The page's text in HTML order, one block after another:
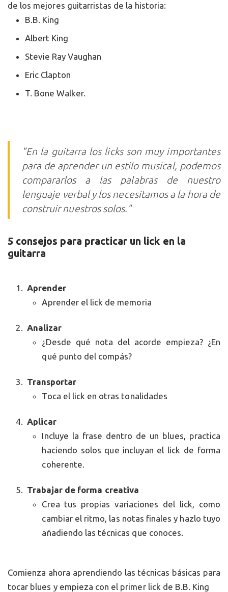
de los mejores guitarristas de la historia:
B.B. King
Albert King
Stevie Ray Vaughan
Eric Clapton
T. Bone Walker.
"En la guitarra los licks son muy importantes
para de aprender un estilo musical, podemos
compararlos a las palabras de nuestro
lenguaje verbal y los necesitamos a la hora de
construir nuestros solos."
5 consejos para practicar un lick en la
guitarra
Aprender
Aprender el lick de memoria
Analizar
¿Desde qué nota del acorde empieza? ¿En
qué punto del compás?
Transportar
Toca el lick en otras tonalidades
Aplicar
Incluye la frase dentro de un blues, practica
haciendo solos que incluyan el lick de forma
coherente.
Trabajar de forma creativa
Crea tus propias variaciones del lick, como
cambiar el ritmo, las notas finales y hazlo tuyo
añadiendo las técnicas que conoces.
Comienza ahora aprendiendo las técnicas básicas para
tocar blues y empieza con el primer lick de B.B. King